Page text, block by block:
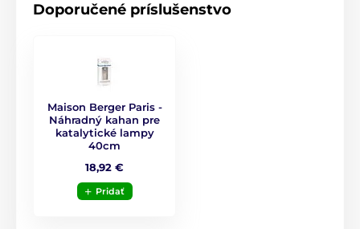
Doporučené príslušenstvo
Maison Berger Paris -
Náhradný kahan pre
katalytické lampy
40cm
18,92 €
Pridať